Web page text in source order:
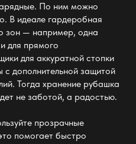
По ним можно
В идеале гардеробная
зон — например, одна
для прямого
для аккуратной стопки
дополнительной защитой
Тогда хранение рубашка
не заботой, а радостью.
прозрачные
помогает быстро